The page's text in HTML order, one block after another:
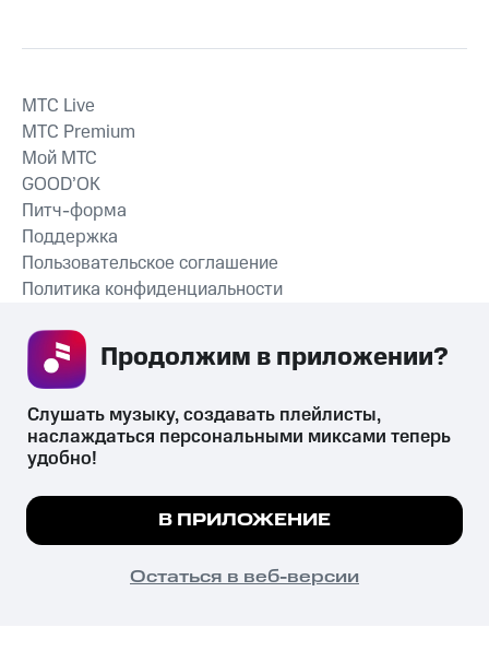
СКАЧАТЬ ПРИЛОЖЕНИЕ
MTС Live
MTС Premium
Мой МТС
GOOD’OK
Питч-форма
Поддержка
Пользовательское соглашение
Политика конфиденциальности
психотропных веществ, их аналогов причиняет вред здоровью,
их незаконный оборот запрещён и влечёт установленную
законодательством ответственность.
© 2026 ООО «КИОН».
Все права защищены
Мы используем куки, чтобы на сайте все
Подробнее
ПОНЯТНО
Слушать музыку, создавать плейлисты,
наслаждаться персональными миксами теперь
удобно!
В ПРИЛОЖЕНИЕ
Остаться в веб-версии